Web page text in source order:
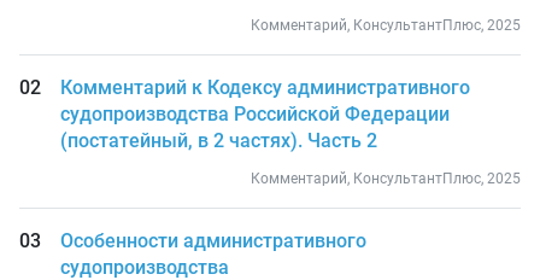
Комментарий, КонсультантПлюс, 2025
Комментарий к Кодексу административного
судопроизводства Российской Федерации
(постатейный, в 2 частях). Часть 2
Комментарий, КонсультантПлюс, 2025
Особенности административного
судопроизводства